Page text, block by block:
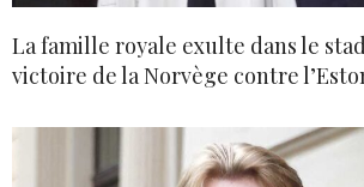
La famille royale exulte dans le
victoire de la Norvège contre